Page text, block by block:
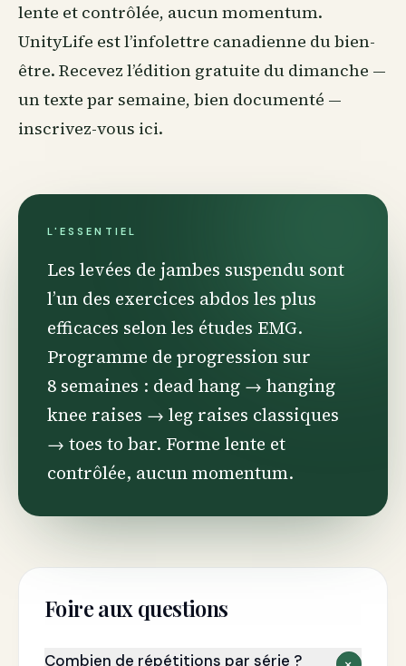
lente et contrôlée, aucun momentum.
UnityLife est l’infolettre canadienne dubien-
être. Recevez l’édition gratuite du dimanche —
un texte par semaine, bien documenté —
inscrivez-vous ici.
L'ESSENTIEL
Les levées de jambes suspendu sont
l’un des exercices abdos les plus
efficaces selon les études EMG.
Programme de progression sur
8 semaines : dead hang → hanging
knee raises → leg raises classiques
→ toes to bar. Forme lente et
contrôlée, aucun momentum.
Foire aux questions
Combien de répétitions par série ?